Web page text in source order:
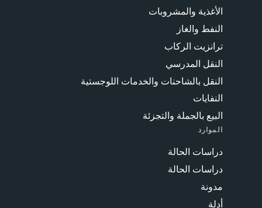
الأغذية والمشروبات
النفط والغاز
ترانزيت الركاب
النقل المدرسي
النقل بالشاحنات والخدمات اللوجستية
النفايات
البيع بالجملة والتجزئة
الموارد
دراسات الحالة
دراسات الحالة
مدونة